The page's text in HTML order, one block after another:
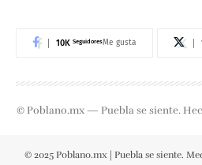
10K SeguidoresMe gusta
© Poblano.mx — Puebla se siente.
© 2025 Poblano.mx | Puebla se siente.